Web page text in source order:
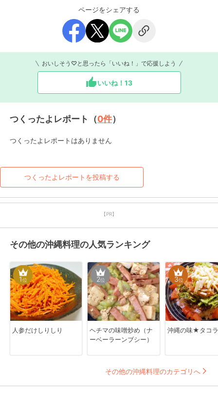
ページをシェアする
おいしそう♡と思ったら「いいね！」で応援しよう
いいね！ 13
つくったよレポート（0件）
つくったよレポートはありません
つくったよレポートを投稿する
【PR】
その他の沖縄料理の人気ランキング
1位
人参だけしりしり
2位
ヘチマの味噌炒め（ナ
ーベーラーンブシー）
3位
沖縄の味★タコ
その他の沖縄料理のカテゴリへ